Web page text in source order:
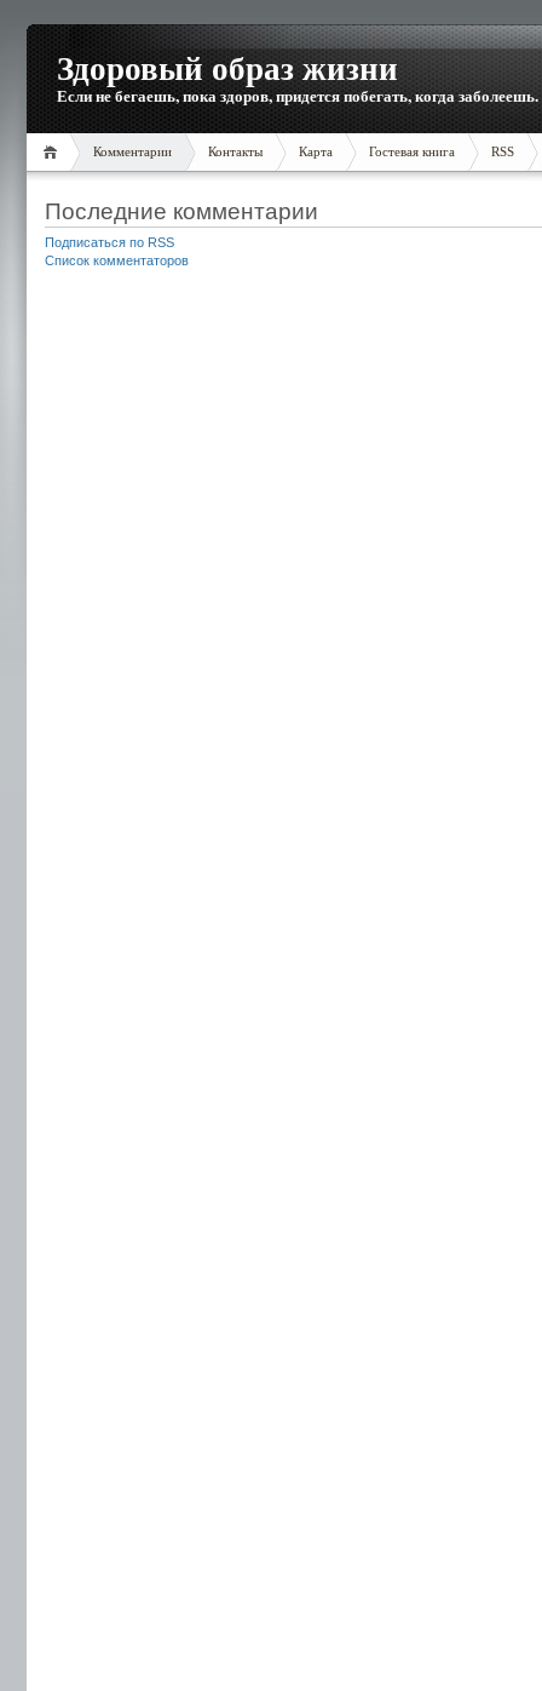
Здоровый образ жизни
Если не бегаешь, пока здоров, придется побегать, когда заболеешь.
Комментарии Контакты Карта Гостевая книга RSS
Последние комментарии
Подписаться по RSS
Список комментаторов